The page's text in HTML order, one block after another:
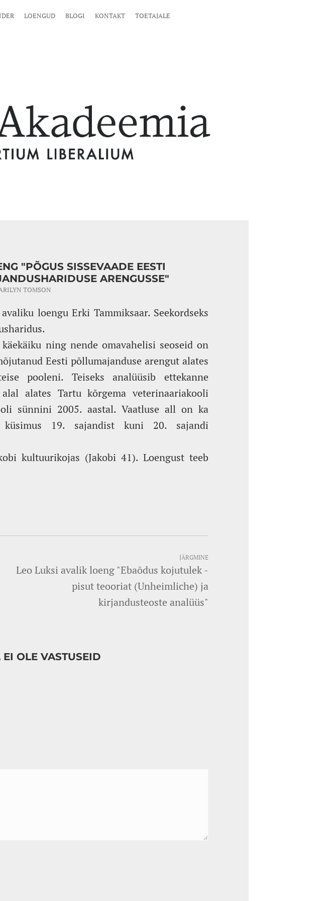
LOENGUD BLOGI KONTAKT TOETAJALE
"PÕGUS SISSEVAADE EESTI
ARENGUSSE"
TOMSON
loengu Erki Tammiksaar. Seekordseks
ning nende omavahelisi seoseid on
Eesti põllumajanduse arengut alates
pooleni. Teiseks analüüsib ettekanne
alates Tartu kõrgema veterinaariakooli
sünnini 2005. aastal. Vaatluse all on ka
küsimus 19. sajandist kuni 20. sajandi
kultuurikojas (Jakobi 41). Loengust teeb
JÄRGMINE
Leo Luksi avalik loeng "Ebaõdus kojutulek -
pisut teooriat (Unheimliche) ja
kirjandusteoste analüüs"
OLE VASTUSEID